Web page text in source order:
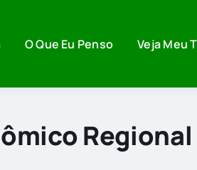
O Que Eu Penso Veja Meu
Regional